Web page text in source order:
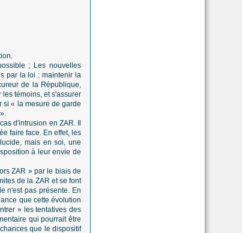
; Les nouvelles
par la loi : maintenir la
de la République,
témoins, et s'assurer
« la mesure de garde
d'intrusion en ZAR. Il
faire face. En effet, les
mais en soi, une
à leur envie de
ZAR » par le biais de
de la ZAR et se font
n'est pas présente. En
que cette évolution
» les tentatives des
qui pourrait être
que le dispositif